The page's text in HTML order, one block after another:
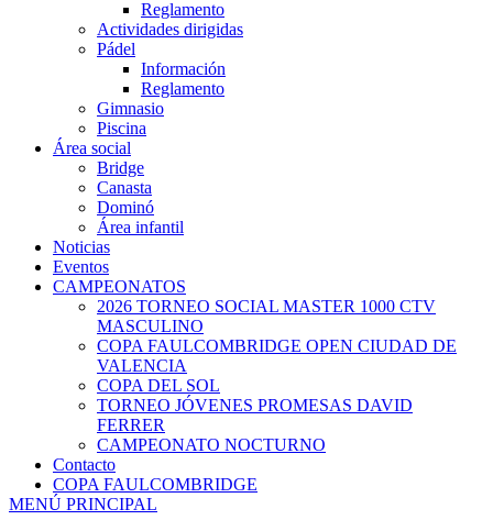
Reglamento
Actividades dirigidas
Pádel
Información
Reglamento
Gimnasio
Piscina
Área social
Bridge
Canasta
Dominó
Área infantil
Noticias
Eventos
CAMPEONATOS
2026 TORNEO SOCIAL MASTER 1000 CTV
MASCULINO
COPA FAULCOMBRIDGE OPEN CIUDAD DE
VALENCIA
COPA DEL SOL
TORNEO JÓVENES PROMESAS DAVID
FERRER
CAMPEONATO NOCTURNO
Contacto
COPA FAULCOMBRIDGE
MENÚ PRINCIPAL